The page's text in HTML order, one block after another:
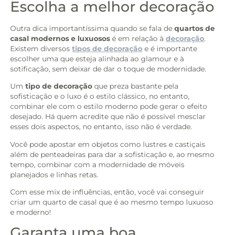
Escolha a melhor decoração
Outra dica importantíssima quando se fala de quartos de
casal modernos e luxuosos é em relação à decoração.
Existem diversos tipos de decoração e é importante
escolher uma que esteja alinhada ao glamour e à
sotificação, sem deixar de dar o toque de modernidade.
Um tipo de decoração que preza bastante pela
sofisticação e o luxo é o estilo clássico, no entanto,
combinar ele com o estilo moderno pode gerar o efeito
desejado. Há quem acredite que não é possível mesclar
esses dois aspectos, no entanto, isso não é verdade.
Você pode apostar em objetos como lustres e castiçais
além de penteadeiras para dar a sofisticação e, ao mesmo
tempo, combinar com a modernidade de móveis
planejados e linhas retas.
Com esse mix de influências, então, você vai conseguir
criar um quarto de casal que é ao mesmo tempo luxuoso
e moderno!